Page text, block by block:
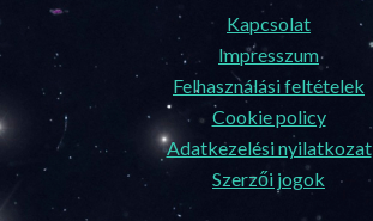
Kapcsolat
Impresszum
Felhasználási feltételek
Cookie policy
Adatkezelési nyilatkozat
Szerzői jogok